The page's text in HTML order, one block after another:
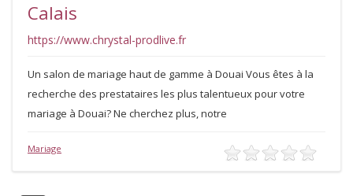
Calais
https://www.chrystal-prodlive.fr
Un salon de mariage haut de gamme à Douai Vous êtes à la
recherche des prestataires les plus talentueux pour votre
mariage à Douai? Ne cherchez plus, notre
Mariage